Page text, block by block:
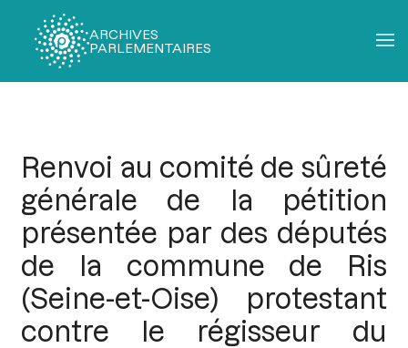
ARCHIVES
PARLEMENTAIRES
Renvoi au comité de sûreté
générale de la pétition
présentée par des députés
de la commune de Ris
(Seine-et-Oise) protestant
contre le régisseur du